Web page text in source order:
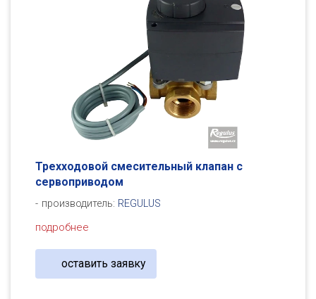
Трехходовой смесительный клапан с
сервоприводом
производитель: REGULUS
подробнее
оставить заявку